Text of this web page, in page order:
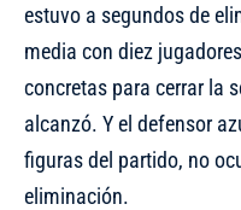
estuvo a segundos de
media con diez
concretas para cerrar la
alcanzó. Y el defensor
figuras del partido, no
eliminación.